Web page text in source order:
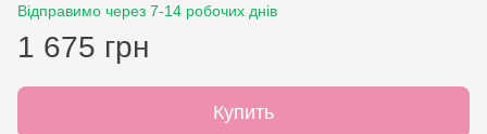
Відправимо через 7-14 робочих днів
1 675 грн
Купить